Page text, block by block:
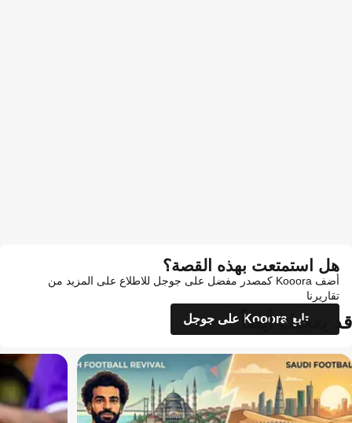
هل استمتعت بهذه القصة؟
أضف Kooora كمصدر مفضل على جوجل للاطلاع على المزيد من
تقاريرنا
تابع Kooora على جوجل
قد يعجبك أيضاً